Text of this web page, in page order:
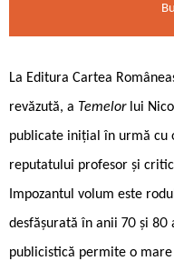
La Editura Cartea
revăzută, a Temelor lui
publicate inițial în urmă cu
reputatului profesor și
Impozantul volum este
desfășurată în anii 70 și
publicistică permite o